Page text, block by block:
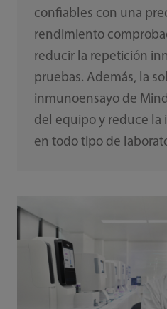
confiables con una
rendimiento
reducir la repetición
pruebas. Además, la
inmunoensayo de
del equipo y reduce la
en todo tipo de